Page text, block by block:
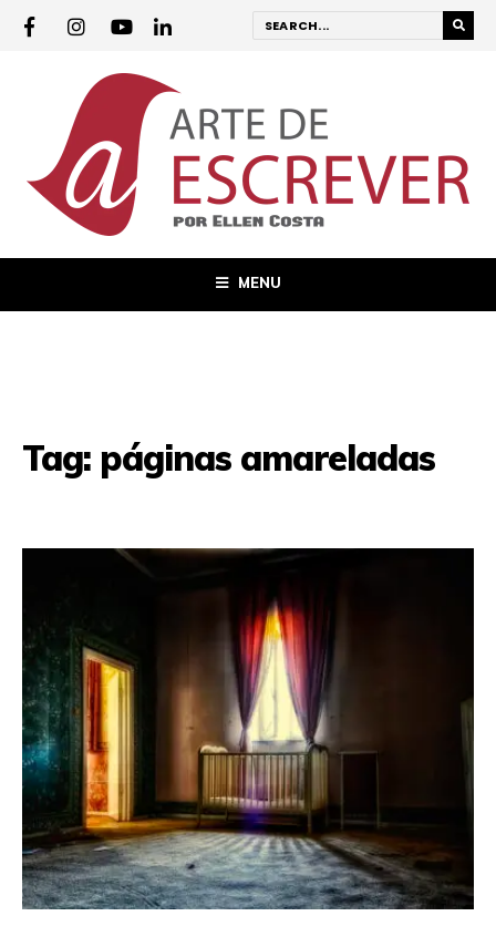
MENU
Tag: páginas amareladas